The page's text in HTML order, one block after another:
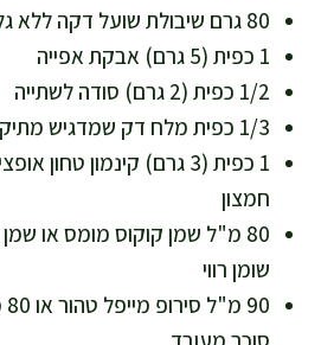
80 גרם שיבולת שועל דקה ללא גלוטן לפי הצורך
1 כפית (5 גרם) אבקת אפייה
1/2 כפית (2 גרם) סודה לשתייה
1/3 כפית מלח דק שמדגיש מתיקות ומאזן טעמים
1 כפית (3 גרם) קינמון טחון
חמצון
80 מ"ל שמן קוקוס מומס או
שומן רווי